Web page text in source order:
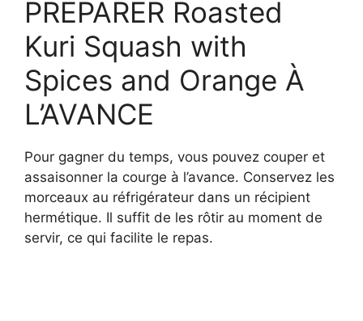
PRÉPARER Roasted
Kuri Squash with
Spices and Orange À
L’AVANCE
Pour gagner du temps, vous pouvez couper et
assaisonner la courge à l’avance. Conservez les
morceaux au réfrigérateur dans un récipient
hermétique. Il suffit de les rôtir au moment de
servir, ce qui facilite le repas.